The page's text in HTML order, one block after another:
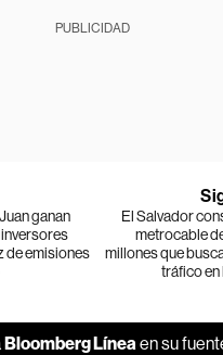
PUBLICIDAD
ganan
de emisiones
El Salvador
metrocable
millones que
tráfico en
Bloomberg Líneaen su